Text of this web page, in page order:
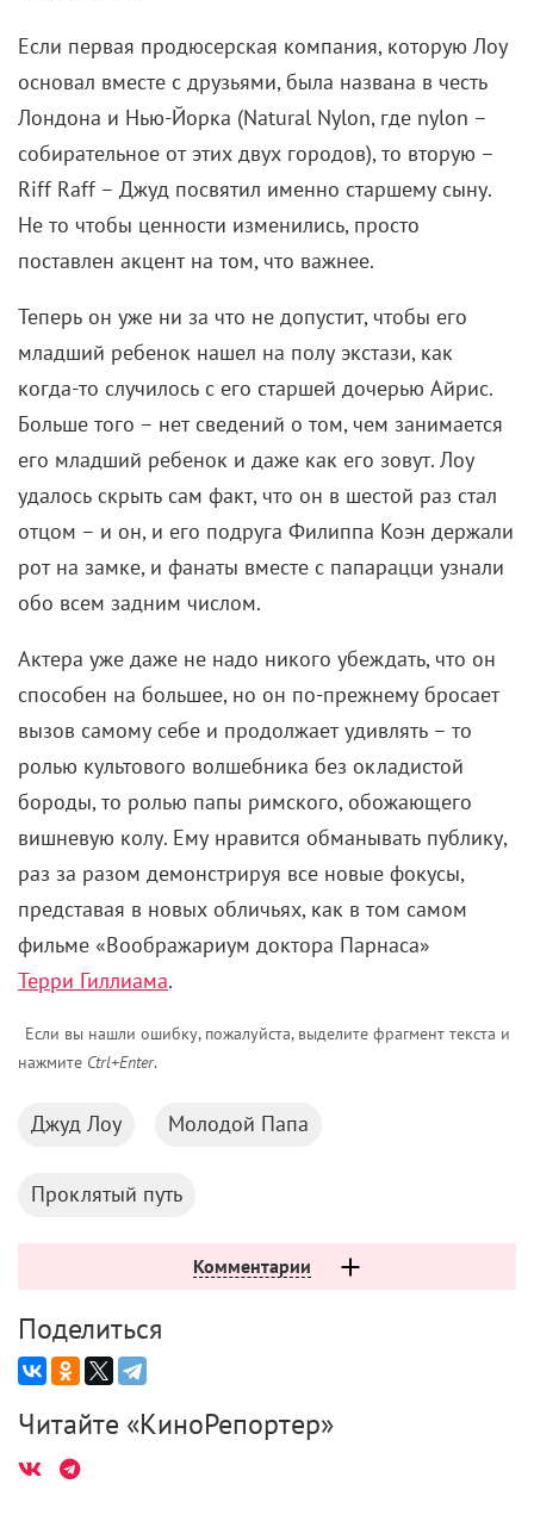
Если первая продюсерская компания, которую Лоу
основал вместе с друзьями, была названа в честь
Лондона и Нью-Йорка (Natural Nylon, где nylon –
собирательное от этих двух городов), то вторую –
Riff Raff – Джуд посвятил именно старшему сыну.
Не то чтобы ценности изменились, просто
поставлен акцент на том, что важнее.
Теперь он уже ни за что не допустит, чтобы его
младший ребенок нашел на полу экстази, как
когда-то случилось с его старшей дочерью Айрис.
Больше того – нет сведений о том, чем занимается
его младший ребенок и даже как его зовут. Лоу
удалось скрыть сам факт, что он в шестой раз стал
отцом – и он, и его подруга Филиппа Коэн держали
рот на замке, и фанаты вместе с папарацци узнали
обо всем задним числом.
Актера уже даже не надо никого убеждать, что он
способен на большее, но он по-прежнему бросает
вызов самому себе и продолжает удивлять – то
ролью культового волшебника без окладистой
бороды, то ролью папы римского, обожающего
вишневую колу. Ему нравится обманывать публику,
раз за разом демонстрируя все новые фокусы,
представая в новых обличьях, как в том самом
фильме «Воображариум доктора Парнаса»
Терри Гиллиама.
Если вы нашли ошибку, пожалуйста, выделите фрагмент текста и
нажмите Ctrl+Enter.
Джуд Лоу Молодой Папа
Проклятый путь
Комментарии
Поделиться
Читайте «КиноРепортер»